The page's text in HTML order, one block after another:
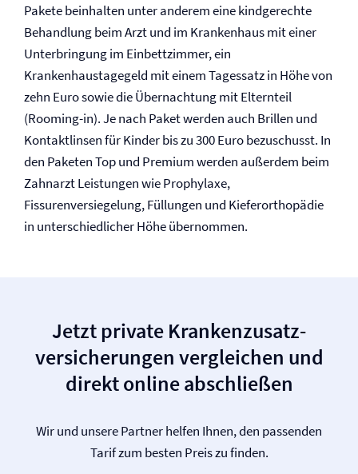
Pakete beinhalten unter anderem eine kindgerechte
Behandlung beim Arzt und im Krankenhaus mit einer
Unterbringung im Einbettzimmer, ein
Krankenhaustagegeld mit einem Tagessatz in Höhe von
zehn Euro sowie die Übernachtung mit Elternteil
(Rooming-in). Je nach Paket werden auch Brillen und
Kontaktlinsen für Kinder bis zu 300 Euro bezuschusst. In
den Paketen Top und Premium werden außerdem beim
Zahnarzt Leistungen wie Prophylaxe,
Fissurenversiegelung, Füllungen und Kieferorthopädie
in unterschiedlicher Höhe übernommen.
Jetzt private Krankenzusatz­
versicherungen vergleichen und
direkt online abschließen
Wir und unsere Partner helfen Ihnen, den passenden
Tarif zum besten Preis zu finden.